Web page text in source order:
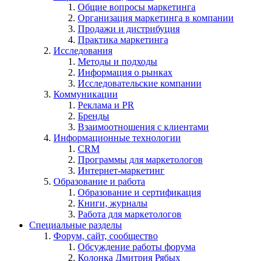
Общие вопросы маркетинга
Организация маркетинга в компании
Продажи и дистрибуция
Практика маркетинга
Исследования
Методы и подходы
Информация о рынках
Исследовательские компании
Коммуникации
Реклама и PR
Бренды
Взаимоотношения с клиентами
Информационные технологии
CRM
Программы для маркетологов
Интернет-маркетинг
Образование и работа
Образование и сертификация
Книги, журналы
Работа для маркетологов
Специальные разделы
Форум, сайт, сообщество
Обсуждение работы форума
Колонка Дмитрия Рябых